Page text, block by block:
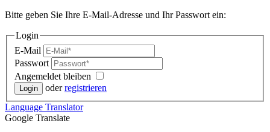
Bitte geben Sie Ihre E-Mail-Adresse und Ihr Passwort ein:
Login
E-Mail
Passwort
Angemeldet bleiben
oderregistrieren
Language Translator
Google Translate